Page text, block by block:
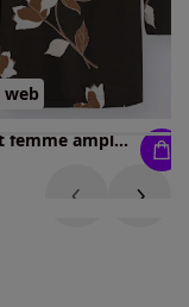
web
T-shirt femme ample motif floral col rond manches 3/4